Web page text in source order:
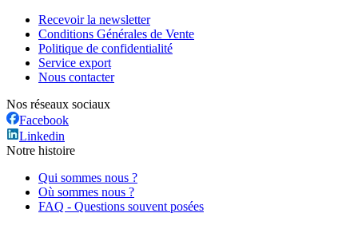
Recevoir la newsletter
Conditions Générales de Vente
Politique de confidentialité
Service export
Nous contacter
Nos réseaux sociaux
Facebook
Linkedin
Notre histoire
Qui sommes nous ?
Où sommes nous ?
FAQ - Questions souvent posées